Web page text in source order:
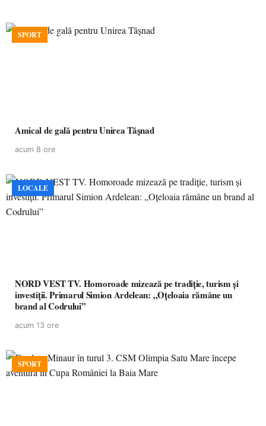
SPORT
Amical de gală pentru Unirea Tășnad
acum 8 ore
LOCALE
NORD VEST TV. Homoroade mizează pe tradiție, turism și
investiții. Primarul Simion Ardelean: „Oțeloaia rămâne un
brand al Codrului”
acum 13 ore
SPORT